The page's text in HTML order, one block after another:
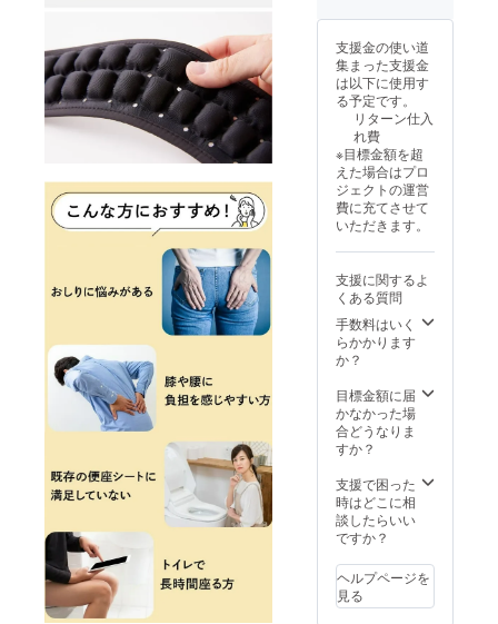
３ヶ
月 *使
用者の
過失に
よる破
損は保
証対象
外にな
りま
す。 ・
取扱説
明書：
有
はキリ
価格で
四捨五
入して
いま
す。 ・
ズ：
37cm×
8.7cm×
1.5cm/
重さ:96
ｇ ・素
TPU＋
LYCRA
・保証
期間：
用者の
過失に
よる破
外にな
りま
す。 ・
取扱説
有
ざいま
了承く
ださ
い。 ※
ご注文
状況、
材の供
給状
況、製
造工程
上の都
合等に
荷時期
が遅れ
る場合
があり
ます。
はキリ
の良い
価格で
四捨五
いま
す。 ・
サイ
ズ：
8.7cm×
1.5cm/
重さ:96
支援金の使い道
集まった支援金
は以下に使用す
る予定です。
リターン仕入
れ費
※目標金額を超
えた場合はプロ
ジェクトの運営
費に充てさせて
いただきます。
支援に関するよ
くある質問
手数料はいく
らかかります
か？
目標金額に届
かなかった場
合どうなりま
すか？
支援で困った
時はどこに相
談したらいい
ですか？
ヘルプページを
見る